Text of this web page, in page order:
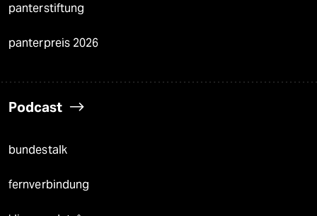
panterstiftung
panterpreis 2026
Podcast
bundestalk
fernverbindung